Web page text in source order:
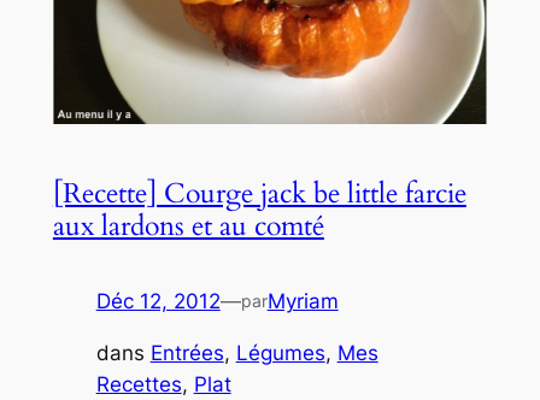
[Recette] Courge jack be little farcie
aux lardons et au comté
Déc 12, 2012—parMyriam
dans Entrées, Légumes, Mes
Recettes, Plat